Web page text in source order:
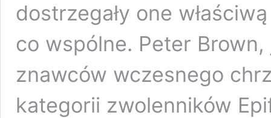
dostrzegały one
co wspólne. Peter
znawców wczesnego
kategorii zwolenników